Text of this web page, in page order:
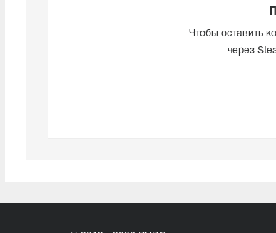
Чтобы оставить
через